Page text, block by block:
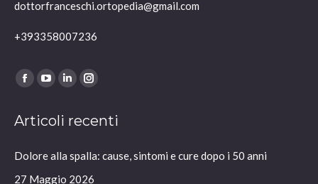
dottorfranceschi.ortopedia@gmail.com
+393358007236
Ci puoi trovare su:
Facebook
opens
new
window
YouTube
opens
new
window
Linkedin
opens
new
window
Instagram
opens
new
window
Articoli recenti
Dolore alla spalla: cause, sintomi e cure dopo i 50 anni
27 Maggio 2026